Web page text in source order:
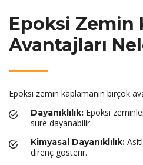
Epoksi Zemin
Avantajları
Epoksi zemin kaplamanın birçok
Dayanıklılık: Epoksi
süre dayanabilir.
Kimyasal Dayanıklılık:
direnç gösterir.